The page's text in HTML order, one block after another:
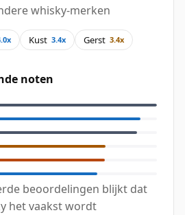
whisky-merken
Kust 3.4x Gerst 3.4x
noten
beoordelingen blijkt dat
het vaakst wordt